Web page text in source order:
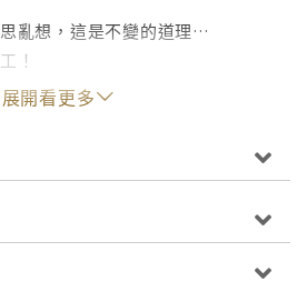
亂想，這是不變的道理…
！
展開看更多